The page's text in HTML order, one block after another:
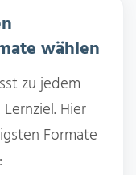
wählen
zu jedem
Hier
Formate